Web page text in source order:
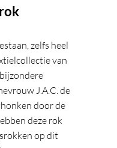
zelfs heel
van
J.A.C. de
door de
deze rok
op dit